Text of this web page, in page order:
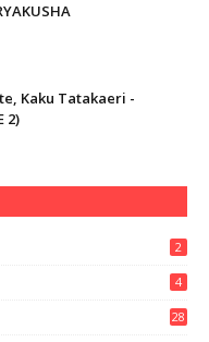
Kaku Tatakaeri -
2)
2
4
28